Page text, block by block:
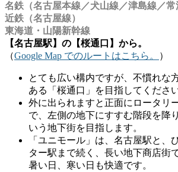
名鉄（名古屋本線／犬山線／津島線／常
近鉄（名古屋線）
東海道・山陽新幹線
【名古屋駅】の【桜通口】から。
（Google Map でのルートはこちら。 ）
とても広い構内ですが、不慣れな
ある「桜通口」を目指してください
外に出られますと正面にロータリ
で、左側の地下にすすむ階段を降
いう地下街を目指します。
「ユニモール」は、名古屋駅と、
ター駅まで続く、長い地下商店街
暑い日、寒い日も快適です。